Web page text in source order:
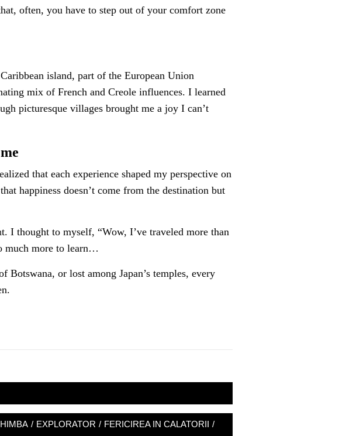
often, you have to step out of your comfort zone
island, part of the European Union
mix of French and Creole influences. I learned
picturesque villages brought me a joy I can’t
that each experience shaped my perspective on
happiness doesn’t come from the destination but
I thought to myself, “Wow, I’ve traveled more than
much more to learn…
or lost among Japan’s temples, every
/ EXPLORATOR / FERICIREA IN CALATORII /